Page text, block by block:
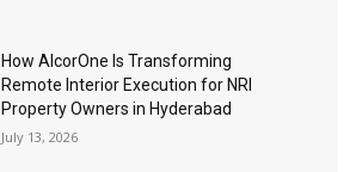
How AlcorOne Is Transforming
Remote Interior Execution for NRI
Property Owners in Hyderabad
July 13, 2026